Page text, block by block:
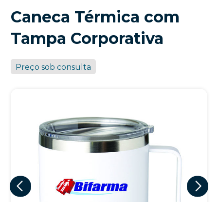
Caneca Térmica com
Tampa Corporativa
Preço sob consulta
+55
Eu concordo em receber comunicações.
A nossa empresa está comprometida a proteger e respeitar
qualquer momento.